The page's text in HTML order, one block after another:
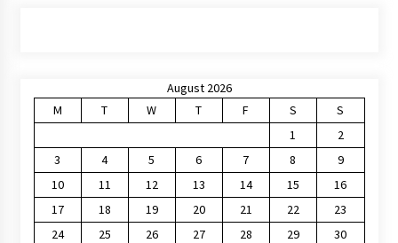
August 2026
M
T W T F S
S
1
2
3
4 5 6 7 8
9
10
11 12 13 14 15
16
17
18 19 20 21 22
23
24
25 26 27 28 29
30